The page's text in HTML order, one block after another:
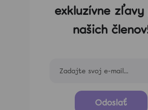
exkluzívne
našich
Odoslať